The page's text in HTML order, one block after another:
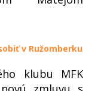
v Ružomberku
klubu MFK